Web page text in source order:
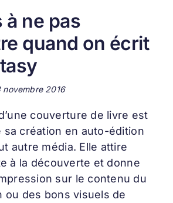
ne pas
quand on écrit
novembre 2016
couverture de livre est
sa création en auto-édition
autre média. Elle attire
à la découverte et donne
sur le contenu du
ou des bons visuels de